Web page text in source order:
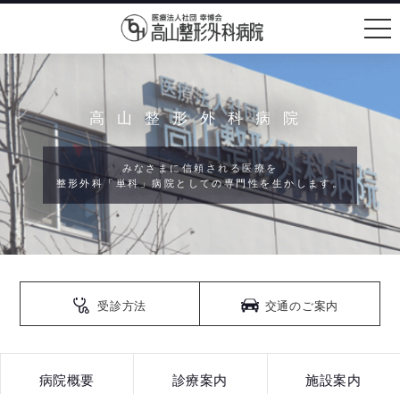
高山整形外科病院
みなさまに信頼される医療を
整形外科「単科」病院としての専門性を生かします。
受診方法 交通のご案内
病院概要 診療案内 施設案内